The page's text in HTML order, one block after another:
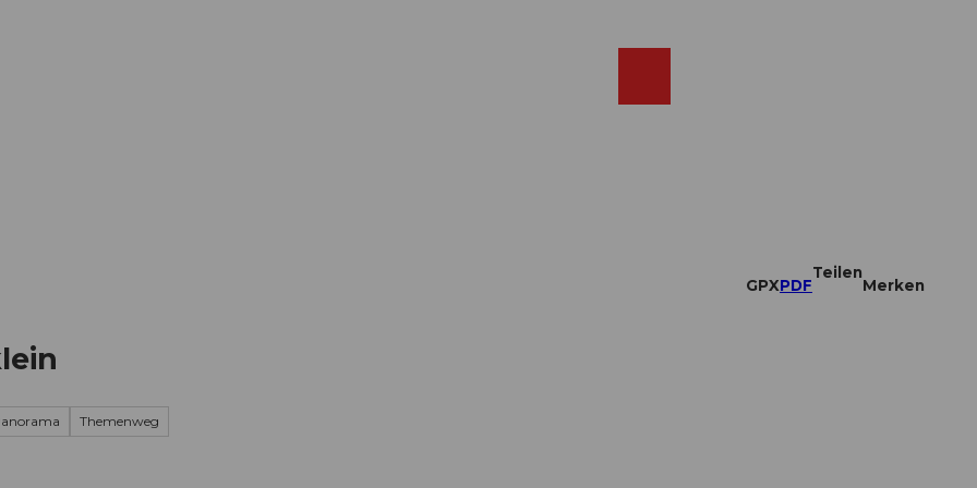
GPXPDF
Teilen
Merken
Themenweg